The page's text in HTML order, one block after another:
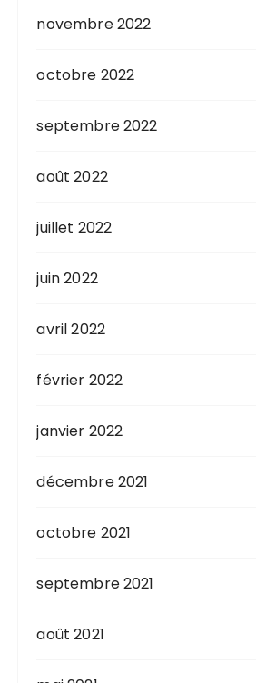
novembre 2022
octobre 2022
septembre 2022
août 2022
juillet 2022
juin 2022
avril 2022
février 2022
janvier 2022
décembre 2021
octobre 2021
septembre 2021
août 2021